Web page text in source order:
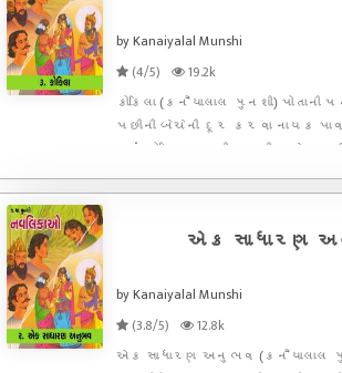
by Kanaiyalal Munshi
(4/5)
19.2k
કોકિલા (કનૈયાલાલ મુનશી) પોતાની
પછીની બેચેની દૂર કરવા નાયક
ત્યાં કોકિલા નામની સ્ત્રીના
કિશોર અને કોકિલા વચ્ચે કોઈક
એક સાધારણ
by Kanaiyalal Munshi
(3.8/5)
12.8k
એક સાધારણ અનુભવ (કનૈયાલાલ